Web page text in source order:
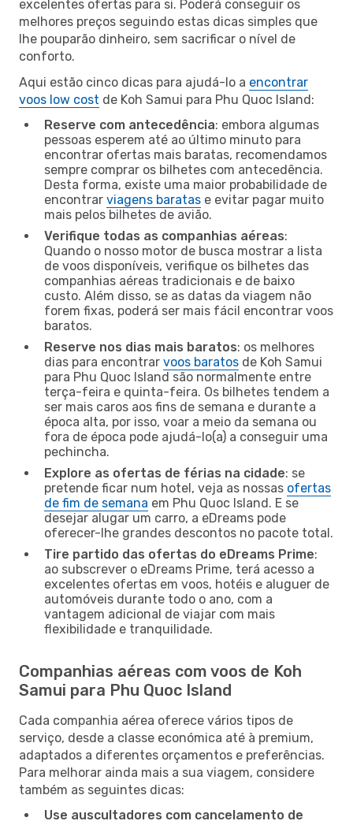
excelentes ofertas para si. Poderá conseguir os
melhores preços seguindo estas dicas simples que
lhe pouparão dinheiro, sem sacrificar o nível de
conforto.
Aqui estão cinco dicas para ajudá-lo a encontrar
voos low cost de Koh Samui para Phu Quoc Island:
Reserve com antecedência: embora algumas
pessoas esperem até ao último minuto para
encontrar ofertas mais baratas, recomendamos
sempre comprar os bilhetes com antecedência.
Desta forma, existe uma maior probabilidade de
encontrar viagens baratas e evitar pagar muito
mais pelos bilhetes de avião.
Verifique todas as companhias aéreas:
Quando o nosso motor de busca mostrar a lista
de voos disponíveis, verifique os bilhetes das
companhias aéreas tradicionais e de baixo
custo. Além disso, se as datas da viagem não
forem fixas, poderá ser mais fácil encontrar voos
baratos.
Reserve nos dias mais baratos: os melhores
dias para encontrar voos baratos de Koh Samui
para Phu Quoc Island são normalmente entre
terça-feira e quinta-feira. Os bilhetes tendem a
ser mais caros aos fins de semana e durante a
época alta, por isso, voar a meio da semana ou
fora de época pode ajudá-lo(a) a conseguir uma
pechincha.
Explore as ofertas de férias na cidade: se
pretende ficar num hotel, veja as nossas ofertas
de fim de semana em Phu Quoc Island. E se
desejar alugar um carro, a eDreams pode
oferecer-lhe grandes descontos no pacote total.
Tire partido das ofertas do eDreams Prime:
ao subscrever o eDreams Prime, terá acesso a
excelentes ofertas em voos, hotéis e aluguer de
automóveis durante todo o ano, com a
vantagem adicional de viajar com mais
flexibilidade e tranquilidade.
Companhias aéreas com voos de Koh
Samui para Phu Quoc Island
Cada companhia aérea oferece vários tipos de
serviço, desde a classe económica até à premium,
adaptados a diferentes orçamentos e preferências.
Para melhorar ainda mais a sua viagem, considere
também as seguintes dicas:
Use auscultadores com cancelamento de